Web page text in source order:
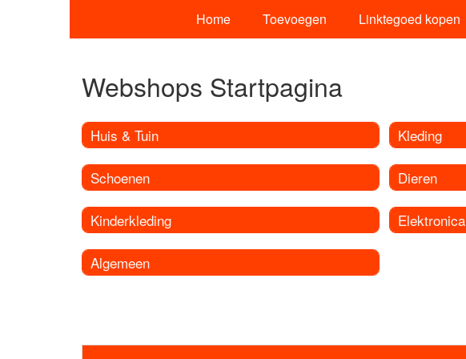
Home Toevoegen Linktegoed kopen
Webshops Startpagina
Huis & Tuin
Schoenen
Kinderkleding
Algemeen
Kleding
Dieren
Elektronica